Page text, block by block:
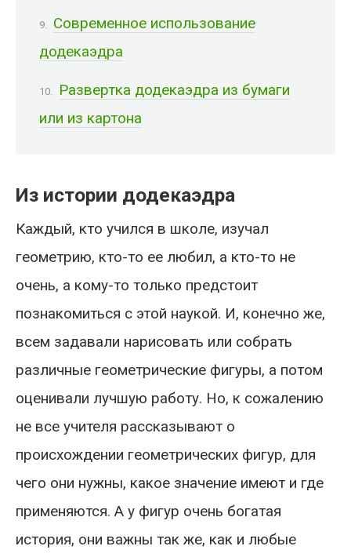
Современное использование
додекаэдра
Развертка додекаэдра из бумаги
или из картона
Из истории додекаэдра
Каждый, кто учился в школе, изучал
геометрию, кто-то ее любил, а кто-то не
очень, а кому-то только предстоит
познакомиться с этой наукой. И, конечно же,
всем задавали нарисовать или собрать
различные геометрические фигуры, а потом
оценивали лучшую работу. Но, к сожалению
не все учителя рассказывают о
происхождении геометрических фигур, для
чего они нужны, какое значение имеют и где
применяются. А у фигур очень богатая
история, они важны так же, как и любые